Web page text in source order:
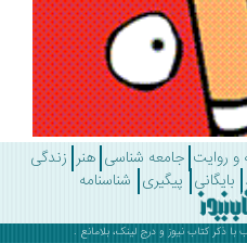
جامعه شناسی هنر زندگی
پیگیری شناسنامه
نیوز و درج لینک، بلامانع .